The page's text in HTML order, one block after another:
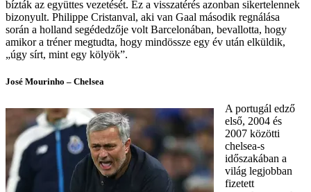
bízták az együttes vezetését. Ez a visszatérés azonban sikertelennek
bizonyult. Philippe Cristanval, aki van Gaal második regnálása
során a holland segédedzője volt Barcelonában, bevallotta, hogy
amikor a tréner megtudta, hogy mindössze egy év után elküldik,
„úgy sírt, mint egy kölyök”.
José Mourinho – Chelsea
A portugál edző
első, 2004 és
2007 közötti
chelsea-s
időszakában a
világ legjobban
fizetett